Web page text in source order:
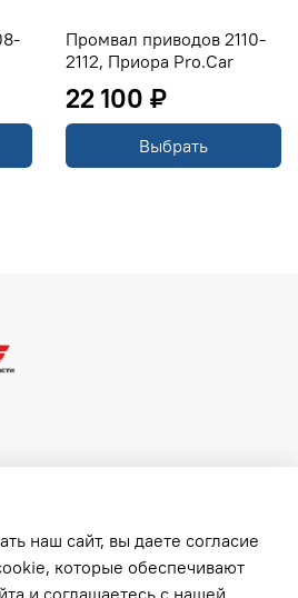
Промвал приводов 2110-
2112, Приора Pro.Car
22 100 ₽
Выбрать
наш сайт, вы даете согласие
которые обеспечивают